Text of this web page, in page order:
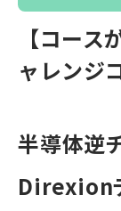
【コー
ャレンジ
半導体逆
Direxion